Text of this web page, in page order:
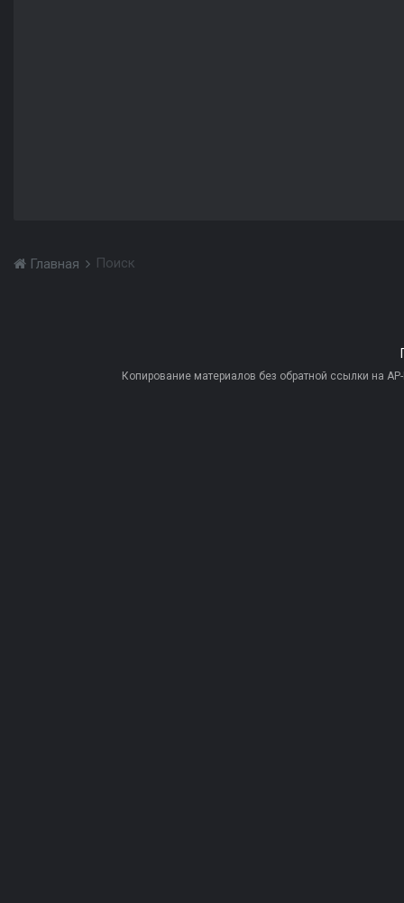
Главная Поиск
Копирование материалов без обратной ссылки на